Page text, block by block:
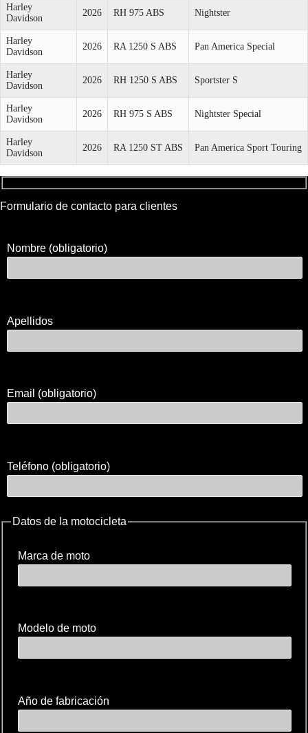
Harley
Davidson
2026 RH 975 ABS Nightster
Harley
Davidson
2026 RA 1250 S ABS Pan America Special
Harley
Davidson
2026 RH 1250 S ABS Sportster S
Harley
Davidson
2026 RH 975 S ABS Nightster Special
Harley
Davidson
2026 RA 1250 ST ABS Pan America Sport Touring
Formulario de contacto para clientes
Nombre (obligatorio)
Apellidos
Email (obligatorio)
Teléfono (obligatorio)
Datos de la motocicleta
Marca de moto
Modelo de moto
Año de fabricación